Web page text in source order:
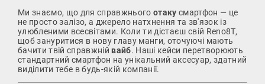
Ми знаємо, що для справжнього отаку смартфон — це
не просто залізо, а джерело натхнення та зв'язок із
улюбленими всесвітами. Коли ти дістаєш свій Reno8T,
щоб зануритися в нову главу манги, оточуючі мають
бачити твій справжній вайб. Наші кейси перетворюють
стандартний смартфон на унікальний аксесуар, здатний
виділити тебе в будь-якій компанії.